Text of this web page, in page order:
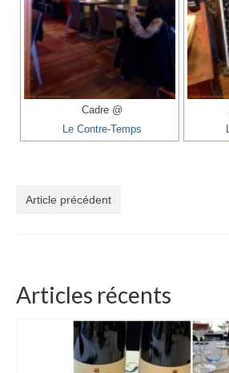
Cadre @
Le Contre-Temps
Article précédent
Articles récents